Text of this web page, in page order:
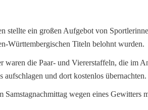
stellte ein großen Aufgebot von
Württembergischen Titeln belohnt wurden.
die Paar- und Viererstaffeln, die im
aufschlagen und dort kostenlos übernachten.
Samstagnachmittag wegen eines